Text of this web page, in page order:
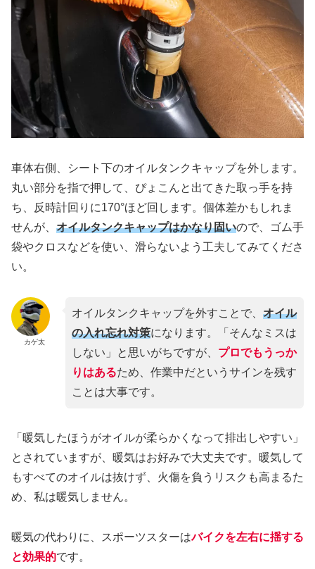
車体右側、シート下のオイルタンクキャップを外します。
丸い部分を指で押して、ぴょこんと出てきた取っ手を持
ち、反時計回りに170°ほど回します。個体差かもしれま
せんが、 オイルタンクキャップはかなり固いので、ゴム手
袋やクロスなどを使い、滑らないよう工夫してみてくださ
い。
カゲ太
オイルタンクキャップを外すことで、 オイル
の入れ忘れ対策になります。「そんなミスは
しない」と思いがちですが、 プロでもうっか
りはあるため、作業中だというサインを残す
ことは大事です。
「暖気したほうがオイルが柔らかくなって排出しやすい」
とされていますが、暖気はお好みで大丈夫です。暖気して
もすべてのオイルは抜けず、火傷を負うリスクも高まるた
め、私は暖気しません。
暖気の代わりに、スポーツスターはバイクを左右に揺する
と効果的です。